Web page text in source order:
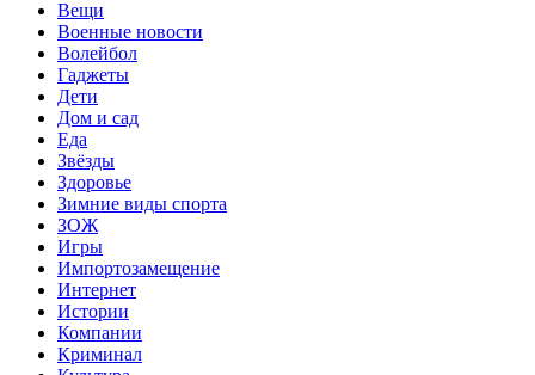
Вещи
Военные новости
Волейбол
Гаджеты
Дети
Дом и сад
Еда
Звёзды
Здоровье
Зимние виды спорта
ЗОЖ
Игры
Импортозамещение
Интернет
Истории
Компании
Криминал